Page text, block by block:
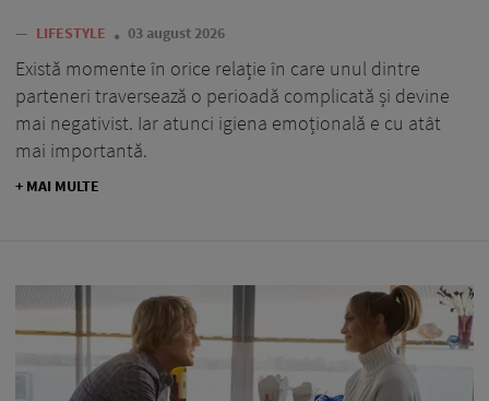
— LIFESTYLE 03 august 2026
Există momente în orice relație în care unul dintre
parteneri traversează o perioadă complicată și devine
mai negativist. Iar atunci igiena emoțională e cu atât
mai importantă.
+ MAI MULTE